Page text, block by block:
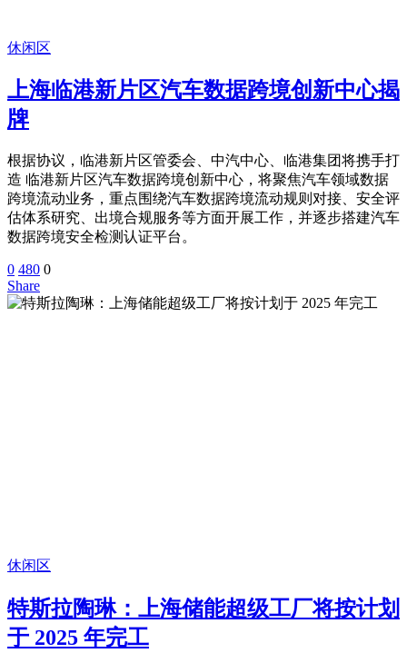
休闲区
上海临港新片区汽车数据跨境创新中心揭
牌
根据协议，临港新片区管委会、中汽中心、临港集团将携手打
造 临港新片区汽车数据跨境创新中心，将聚焦汽车领域数据
跨境流动业务，重点围绕汽车数据跨境流动规则对接、安全评
估体系研究、出境合规服务等方面开展工作，并逐步搭建汽车
数据跨境安全检测认证平台。
0 480 0
Share
休闲区
特斯拉陶琳：上海储能超级工厂将按计划
于 2025 年完工